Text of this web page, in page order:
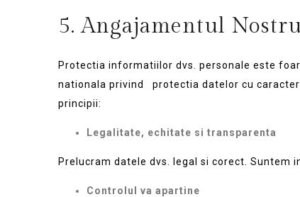
5. Angajamentul
Protectia informatiilor dvs. personale este
nationala privind protectia datelor cu caracter
principii:
Legalitate, echitate si transparenta
Prelucram datele dvs. legal si corect.
Controlul va apartine